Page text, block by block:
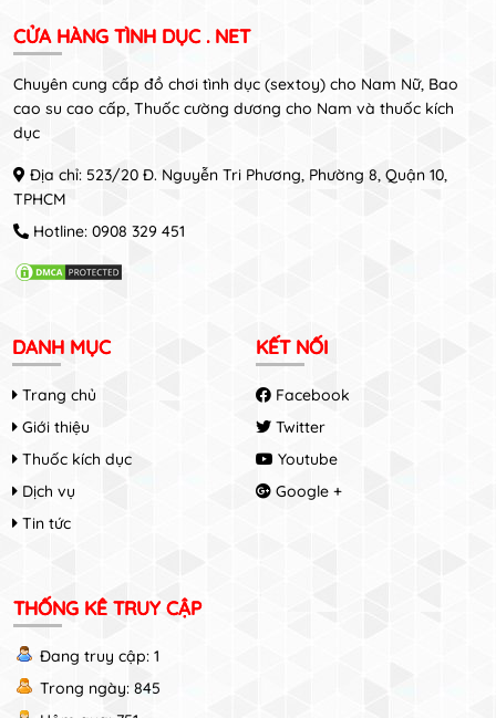
CỬA HÀNG TÌNH DỤC . NET
Chuyên cung cấp đồ chơi tình dục (sextoy) cho Nam Nữ, Bao
cao su cao cấp, Thuốc cường dương cho Nam và thuốc kích
dục
Địa chỉ: 523/20 Đ. Nguyễn Tri Phương, Phường 8, Quận 10,
TPHCM
Hotline: 0908 329 451
DANH MỤC
Trang chủ
Giới thiệu
Thuốc kích dục
Dịch vụ
Tin tức
KẾT NỐI
Facebook
Twitter
Youtube
Google +
THỐNG KÊ TRUY CẬP
Đang truy cập: 1
Trong ngày: 845